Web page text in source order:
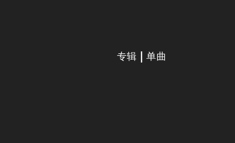
专辑 | 单曲